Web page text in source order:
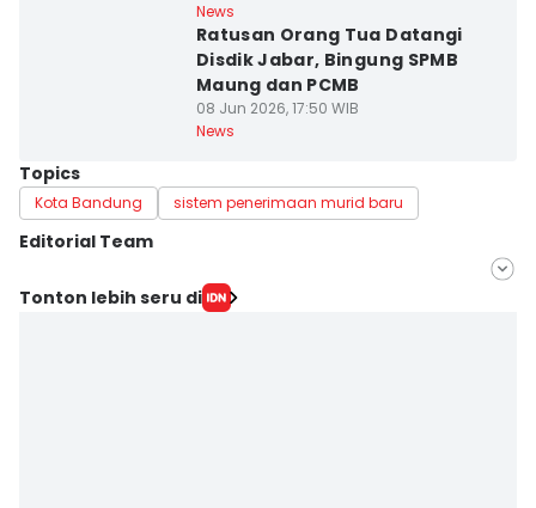
News
Ratusan Orang Tua Datangi
Disdik Jabar, Bingung SPMB
Maung dan PCMB
08 Jun 2026, 17:50 WIB
News
Topics
Kota Bandung sistem penerimaan murid baru
Editorial Team
Editor
Tonton lebih seru di